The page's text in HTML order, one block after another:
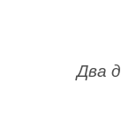
Два